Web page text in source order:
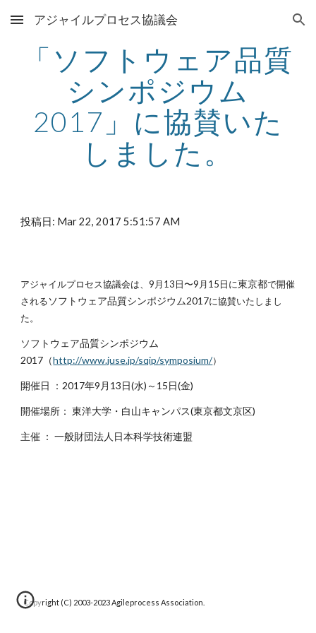
Skip to main content Skip to navigation
アジャイルプロセス協議会
「ソフトウェア品質
シンポジウム
2017」に協賛いた
しました。
投稿日: Mar 22, 2017 5:51:57 AM
アジャイルプロセス協議会は、9月13日〜9月15日に東京都で開催
されるソフトウェア品質シンポジウム2017に協賛いたしまし
た。
ソフトウェア品質シンポジウム
2017（http://www.juse.jp/sqip/symposium/）
開催日 ：2017年9月13日(水)～15日(金)
開催場所： 東洋大学・白山キャンパス(東京都文京区)
主催 ： 一般財団法人日本科学技術連盟
Copyright (C) 2003-2023Agileprocess Association.